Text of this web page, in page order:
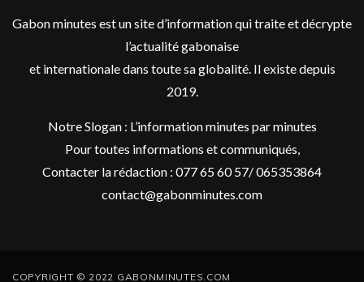
Gabon minutes est un site d’information qui traite et décrypte
l’actualité gabonaise
et internationale dans toute sa globalité. Il existe depuis
2019.
Notre Slogan : L’information minutes par minutes
Pour toutes informations et communiqués,
Contacter la rédaction : 077 65 60 57/ 065353864
contact@gabonminutes.com
COPYRIGHT © 2022 GABONMINUTES.COM